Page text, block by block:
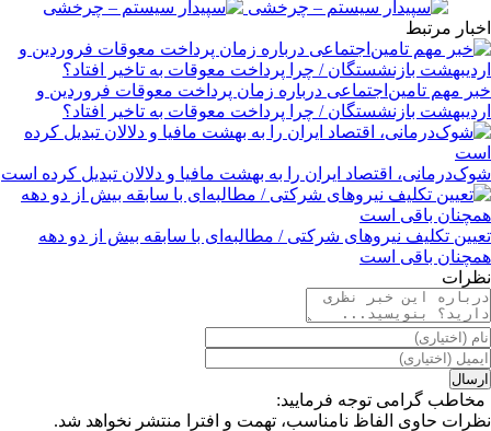
اخبار مرتبط
خبر مهم تامین‌اجتماعی درباره زمان پرداخت معوقات فروردین و
اردیبهشت بازنشستگان / چرا پرداخت معوقات به تاخیر افتاد؟
شوک‌درمانی، اقتصاد ایران را به بهشت مافیا و دلالان تبدیل کرده است
تعیین تکلیف نیروهای شرکتی / مطالبه‌ای با سابقه بیش از دو دهه
همچنان باقی است
نظرات
مخاطب گرامی توجه فرمایید:
نظرات حاوی الفاظ نامناسب، تهمت و افترا منتشر نخواهد شد.